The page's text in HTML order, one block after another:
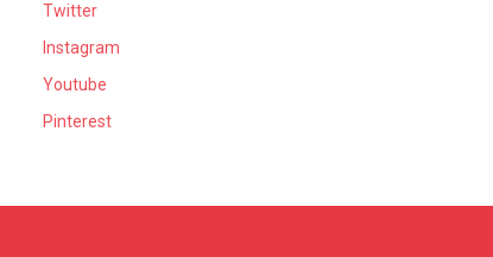
Twitter
Instagram
Youtube
Pinterest